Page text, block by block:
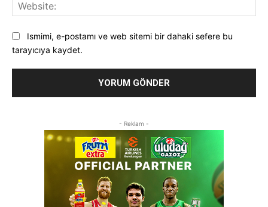
Ismimi, e-postamı ve web sitemi bir dahaki sefere bu
tarayıcıya kaydet.
- Reklam -